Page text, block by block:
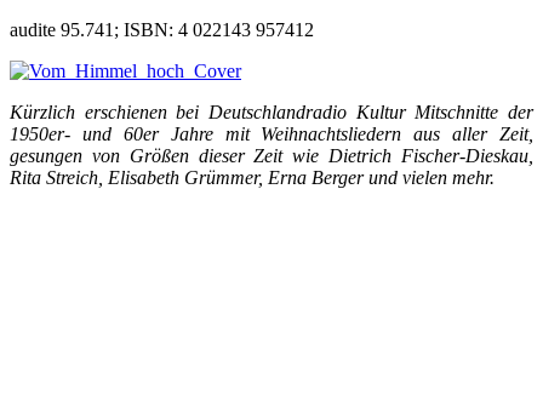
audite 95.741; ISBN: 4 022143 957412
Kürzlich erschienen bei Deutschlandradio Kultur Mitschnitte der
1950er- und 60er Jahre mit Weihnachtsliedern aus aller Zeit,
gesungen von Größen dieser Zeit wie Dietrich Fischer-Dieskau,
Rita Streich, Elisabeth Grümmer, Erna Berger und vielen mehr.